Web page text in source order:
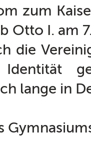
zum
Otto I. am
die
lange in